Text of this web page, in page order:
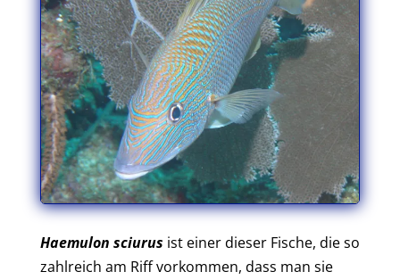
Haemulon sciurus ist einer dieser Fische, die so
zahlreich am Riff vorkommen, dass man sie